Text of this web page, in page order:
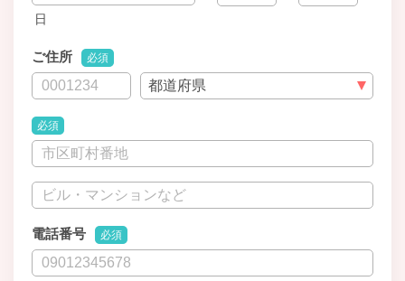
日
ご住所 必須
必須
電話番号 必須